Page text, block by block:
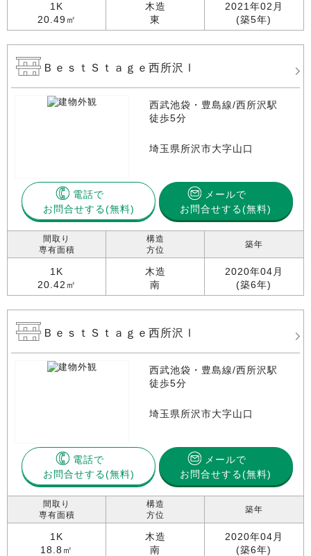
1K
20.49㎡
木造
東
2021年02月
(築5年)
ＢｅｓｔＳｔａｇｅ西所沢Ⅰ
西武池袋・豊島線/西所沢駅
徒歩5分
埼玉県所沢市大字山口
電話で
お問合せする
メールで
お問合せする(無料)
間取り
専有面積
1K
20.42㎡
構造
方位
木造
南
築年
2020年04月
(築6年)
ＢｅｓｔＳｔａｇｅ西所沢Ⅰ
西武池袋・豊島線/西所沢駅
徒歩5分
埼玉県所沢市大字山口
電話で
お問合せする
メールで
お問合せする(無料)
間取り
専有面積
1K
18.8㎡
構造
方位
木造
南
築年
2020年04月
(築6年)